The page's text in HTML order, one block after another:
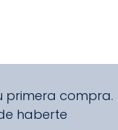
primera compra.
haberte